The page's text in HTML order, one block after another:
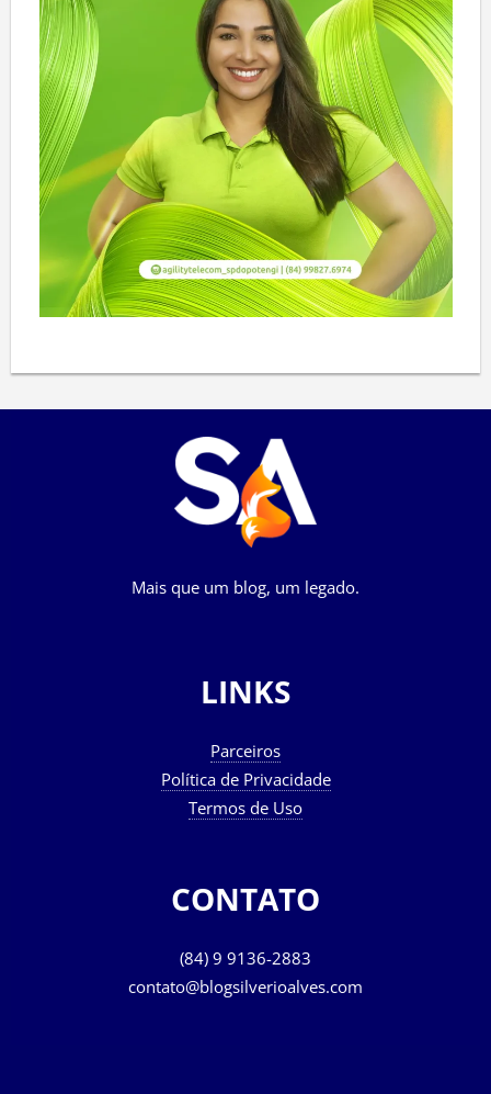
Mais que um blog, um legado.
LINKS
Parceiros
Política de Privacidade
Termos de Uso
CONTATO
(84) 9 9136-2883
contato@blogsilverioalves.com